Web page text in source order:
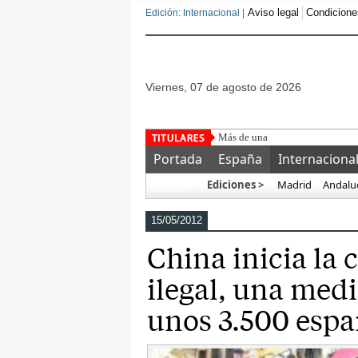
Edición: Internacional | Aviso legal
viernes, 07 de agosto de 2026
Más de una veintena de
Portada España
Internacional
Ediciones > Madrid
15/05/2012
China inicia la
ilegal, una
unos 3.500